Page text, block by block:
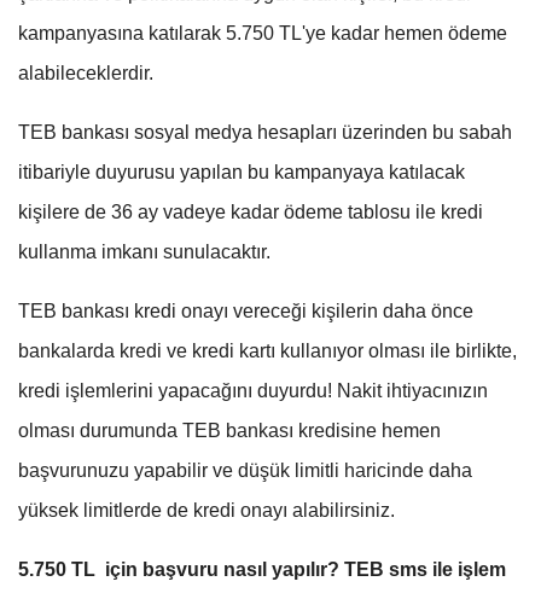
kampanyasına katılarak 5.750 TL'ye kadar hemen ödeme
alabileceklerdir.
TEB bankası sosyal medya hesapları üzerinden bu sabah
itibariyle duyurusu yapılan bu kampanyaya katılacak
kişilere de 36 ay vadeye kadar ödeme tablosu ile kredi
kullanma imkanı sunulacaktır.
TEB bankası kredi onayı vereceği kişilerin daha önce
bankalarda kredi ve kredi kartı kullanıyor olması ile birlikte,
kredi işlemlerini yapacağını duyurdu! Nakit ihtiyacınızın
olması durumunda TEB bankası kredisine hemen
başvurunuzu yapabilir ve düşük limitli haricinde daha
yüksek limitlerde de kredi onayı alabilirsiniz.
5.750 TL için başvuru nasıl yapılır? TEB sms ile işlem